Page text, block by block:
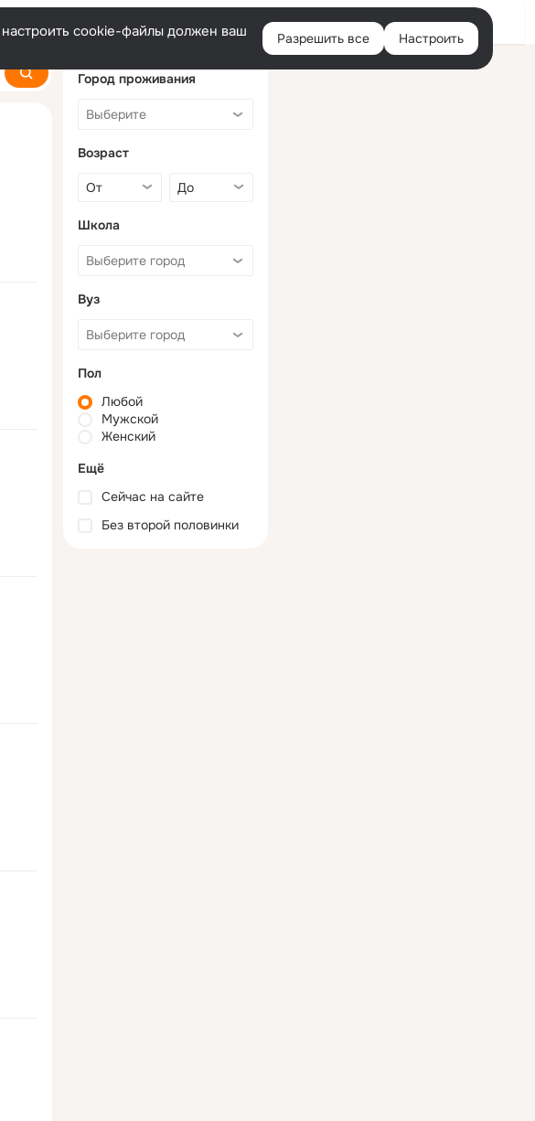
Войти
cookie-файлы должен ваш
Разрешить все Настроить
Город проживания
Возраст
Школа
Вуз
Пол
Любой
Мужской
Женский
Ещё
Сейчас на сайте
Без второй половинки